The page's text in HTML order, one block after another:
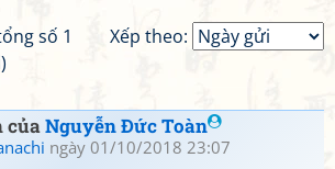
Xếp theo:
số 1
củaNguyễn Đức Toàn
ngày 01/10/2018 23:07